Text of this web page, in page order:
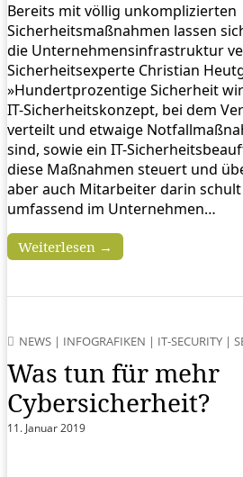
Bereits mit völlig unkomplizierten
Sicherheitsmaßnahmen lassen
die Unternehmensinfrastruktur
Sicherheitsexperte Christian
»Hundertprozentige Sicherheit
IT-Sicherheitskonzept, bei dem
verteilt und etwaige
sind, sowie ein IT-
diese Maßnahmen steuert und
aber auch Mitarbeiter darin schult
umfassend im Unternehmen…
Weiterlesen →
NEWS | INFOGRAFIKEN | IT-SECURITY |
Was tun für mehr
Cybersicherheit?
11. Januar 2019